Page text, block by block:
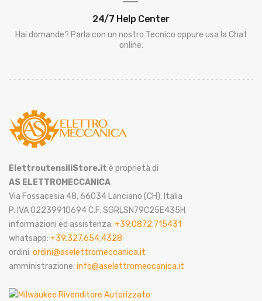
24/7 Help Center
Hai domande? Parla con un nostro Tecnico oppure usa la Chat
online.
ElettroutensiliStore.it è proprietà di
AS ELETTROMECCANICA
Via Fossacesia 48, 66034 Lanciano (CH), Italia
P. IVA 02239910694 C.F. SGRLSN79C25E435H
informazioni ed assistenza: +39.0872.715431
whatsapp: +39.327.654.4328
ordini: ordini@aselettromeccanica.it
amministrazione: info@aselettromeccanica.it